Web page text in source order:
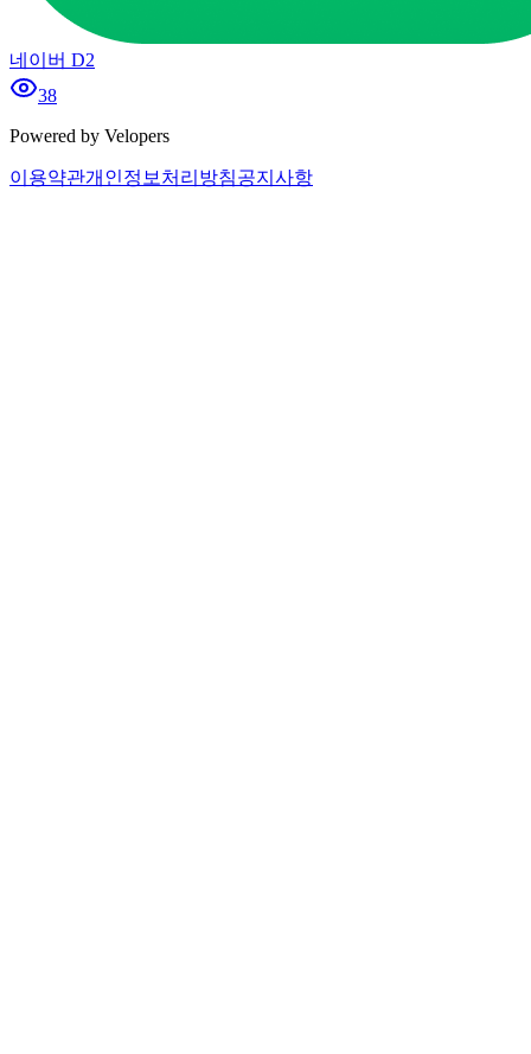
네이버 D2
38
Powered by Velopers
이용약관개인정보처리방침공지사항